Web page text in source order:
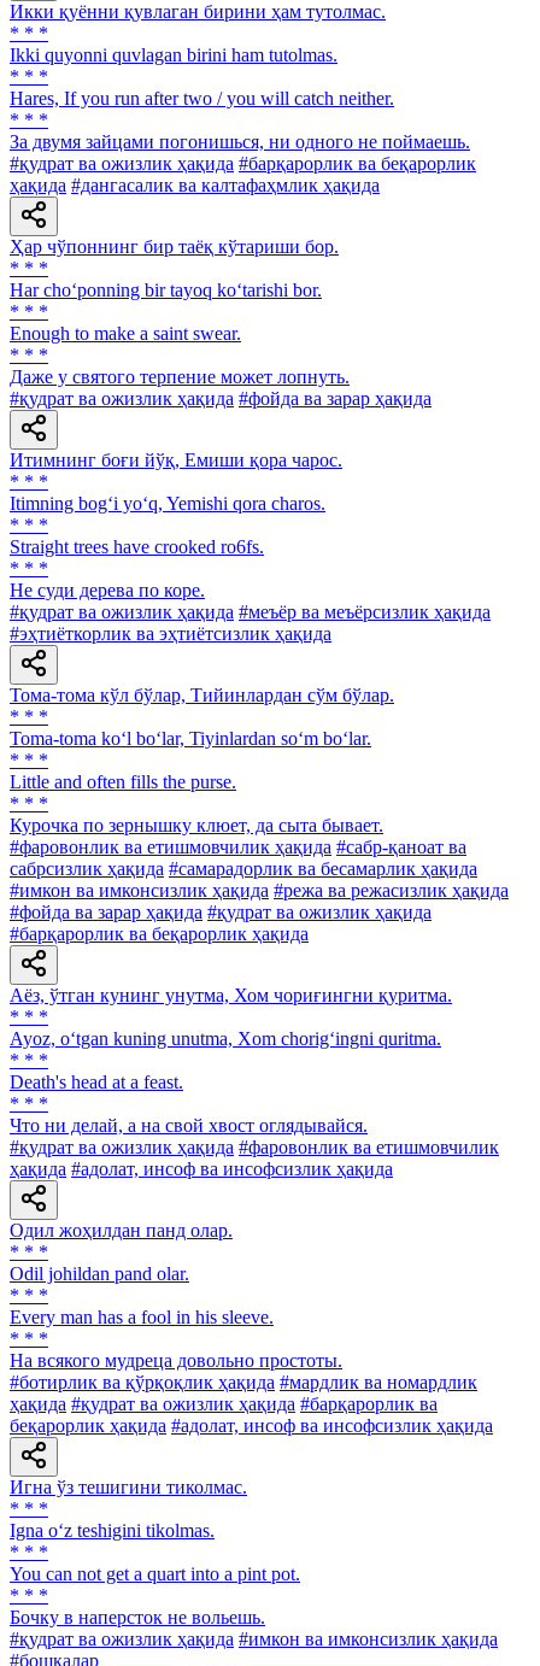
Икки қуённи қувлаган бирини ҳам тутолмас.
* * *
Ikki quyonni quvlagan birini ham tutolmas.
* * *
Hares, If you run after two / you will catch neither.
* * *
За двумя зайцами погонишься, ни одного не поймаешь.
#қудрат ва ожизлик ҳақида #барқарорлик ва беқарорлик
ҳақида #дангасалик ва калтафаҳмлик ҳақида
Ҳар чўпоннинг бир таёқ кўтариши бор.
* * *
Har cho‘ponning bir tayoq ko‘tarishi bor.
* * *
Enough to make a saint swear.
* * *
Даже у святого терпение может лопнуть.
#қудрат ва ожизлик ҳақида #фойда ва зарар ҳақида
Итимнинг боғи йўқ, Емиши қора чарос.
* * *
Itimning bog‘i yo‘q, Yemishi qora charos.
* * *
Straight trees have crooked ro6fs.
* * *
He суди дерева по коре.
#қудрат ва ожизлик ҳақида #меъёр ва меъёрсизлик ҳақида
#эҳтиёткорлик ва эҳтиётсизлик ҳақида
Тома-тома кўл бўлар, Тийинлардан сўм бўлар.
* * *
Toma-toma ko‘l bo‘lar, Tiyinlardan so‘m bo‘lar.
* * *
Little and often fills the purse.
* * *
Курочка по зернышку клюет, да сыта бывает.
#фаровонлик ва етишмовчилик ҳақида #сабр-қаноат ва
сабрсизлик ҳақида #самарадорлик ва бесамарлик ҳақида
#имкон ва имконсизлик ҳақида #режа ва режасизлик ҳақида
#фойда ва зарар ҳақида #қудрат ва ожизлик ҳақида
#барқарорлик ва беқарорлик ҳақида
Аёз, ўтган кунинг унутма, Хом чориғингни қуритма.
* * *
Ayoz, o‘tgan kuning unutma, Xom chorig‘ingni quritma.
* * *
Death's head at a feast.
* * *
Что ни делай, а на свой хвост оглядывайся.
#қудрат ва ожизлик ҳақида #фаровонлик ва етишмовчилик
ҳақида #адолат, инсоф ва инсофсизлик ҳақида
Одил жоҳилдан панд олар.
* * *
Odil johildan pand olar.
* * *
Every man has a fool in his sleeve.
* * *
На всякого мудреца довольно простоты.
#ботирлик ва қўрқоқлик ҳақида #мардлик ва номардлик
ҳақида #қудрат ва ожизлик ҳақида #барқарорлик ва
беқарорлик ҳақида #адолат, инсоф ва инсофсизлик ҳақида
Игна ўз тешигини тиколмас.
* * *
Igna o‘z teshigini tikolmas.
* * *
You can not get a quart into a pint pot.
* * *
Бочку в наперсток не вольешь.
#қудрат ва ожизлик ҳақида #имкон ва имконсизлик ҳақида
#бошқалар